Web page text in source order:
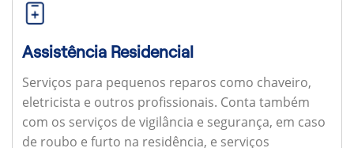
Assistência Residencial
Serviços para pequenos reparos como chaveiro,
eletricista e outros profissionais. Conta também
com os serviços de vigilância e segurança, em caso
de roubo e furto na residência, e serviços